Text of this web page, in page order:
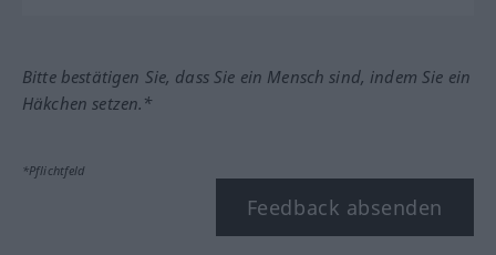
Bitte bestätigen Sie, dass Sie ein Mensch sind, indem Sie ein
Häkchen setzen.*
*Pflichtfeld
Feedback absenden